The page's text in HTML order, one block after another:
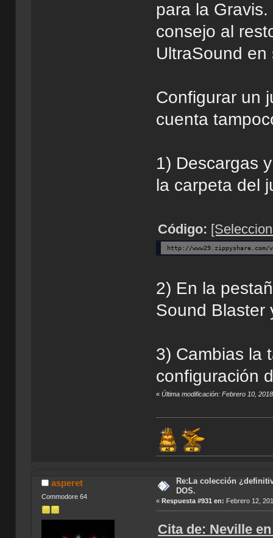
para la
consejo al
UltraSound en
Configurar un
cuenta
1) Descargas
la carpeta del
Código:
http://
2) En la
Sound Blaster
3) Cambias la
configuración
«Última modificación: Febrero 10,
asperet
Commodore 64
Re:La colección
DOS.
«Respuesta #931 en: Febrero 12,
Cita de: Neville